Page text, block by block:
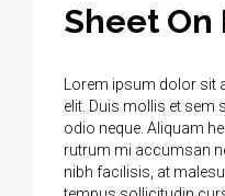
Sheet On
Lorem ipsum dolor
elit. Duis mollis et sem
odio neque. Aliquam
rutrum mi accumsan
nibh facilisis, at